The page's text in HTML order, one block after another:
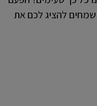
שמחים להציג לכם את